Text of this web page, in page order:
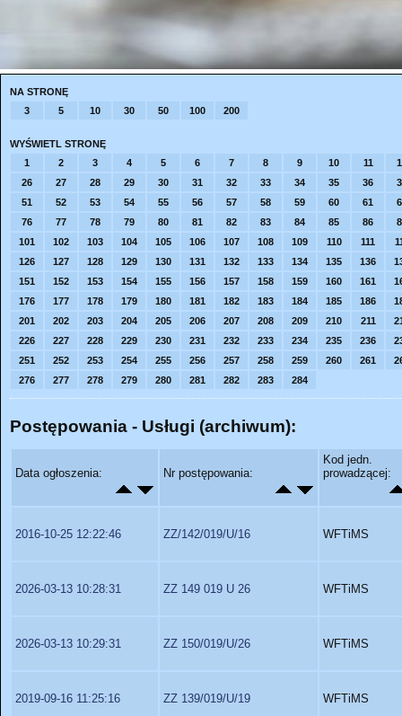
NA STRONĘ
3
5 10 30 50 100 200
WYŚWIETL STRONĘ
1
2 3 4 5 6 7 8 9 10 11
26
27 28 29 30 31 32 33 34 35 36
51
52 53 54 55 56 57 58 59 60 61
76
77 78 79 80 81 82 83 84 85 86
101
102 103 104 105 106 107 108 109 110 111
126
127 128 129 130 131 132 133 134 135 136
151
152 153 154 155 156 157 158 159 160 161
176
177 178 179 180 181 182 183 184 185 186
201
202 203 204 205 206 207 208 209 210 211
226
227 228 229 230 231 232 233 234 235 236
251
252 253 254 255 256 257 258 259 260 261
276
277 278 279 280 281 282 283 284
Postępowania - Usługi (archiwum):
Data ogłoszenia: Nr postępowania:
Kod jedn.
prowadzącej:
2016-10-25 12:22:46 ZZ/142/019/U/16 WFTiMS
2026-03-13 10:28:31 ZZ 149 019 U 26 WFTiMS
2026-03-13 10:29:31 ZZ 150/019/U/26 WFTiMS
2019-09-16 11:25:16 ZZ 139/019/U/19 WFTiMS